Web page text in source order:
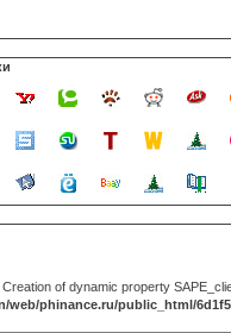
Creation of dynamic property
web/phinance.ru/public_html/